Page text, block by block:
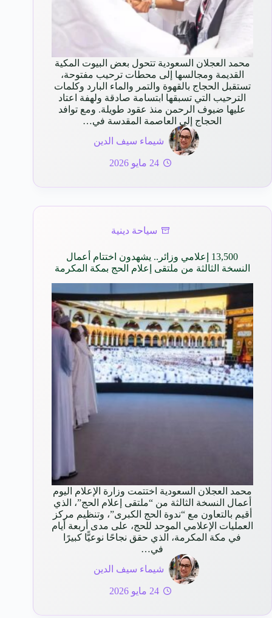
محمد العجلان السعودية تتحول بعض البيوت المكية
القديمة ومجالسها إلى محطات ترحيب مفتوحة،
تستقبل الحجاج بالقهوة والتمر والماء البارد وكلمات
الترحيب التي تسبقها ابتسامة صادقة ولهفة اعتاد
عليها ضيوف الرحمن منذ عقود طويلة. ومع توافد
الحجاج إلى العاصمة المقدسة في…
شيماء سيف الدين
24 مايو 2026
سياحة دينية
13,500 إعلامي وزائر.. يشهدون اختتام أعمال
النسخة الثالثة من ملتقى إعلام الحج بمكة المكرمة
محمد العجلان السعودية اختتمت وزارة الإعلام اليوم
أعمال النسخة الثالثة من “ملتقى إعلام الحج”، الذي
أقيم بالتعاون مع “ندوة الحج الكبرى”، وتنظيم مركز
العمليات الإعلامي الموحد للحج، على مدى أربعة أيام
في مكة المكرمة، الذي حقق نجاحًا نوعيًّا كبيرًا
في…
شيماء سيف الدين
24 مايو 2026